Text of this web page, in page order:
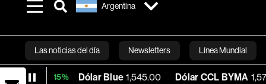
Argentina
Las noticias del día Newsletters Línea Mundial
Bloomberg
Dólar Blue 1,545.00 Dólar CCL BYMA 1,575.61